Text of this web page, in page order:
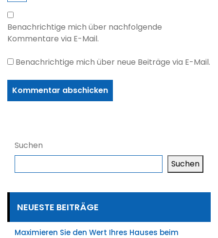
Benachrichtige mich über nachfolgende
Kommentare via E-Mail.
Benachrichtige mich über neue Beiträge via E-Mail.
Suchen
Suchen
NEUESTE BEITRÄGE
Maximieren Sie den Wert Ihres Hauses beim